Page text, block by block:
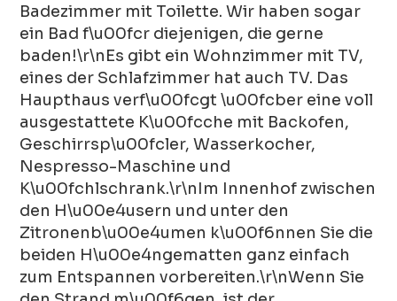
Badezimmer mit Toilette. Wir haben sogar
ein Bad f\u00fcr diejenigen, die gerne
baden!\r\nEs gibt ein Wohnzimmer mit TV,
eines der Schlafzimmer hat auch TV. Das
Haupthaus verf\u00fcgt \u00fcber eine voll
ausgestattete K\u00fcche mit Backofen,
Geschirrsp\u00fcler, Wasserkocher,
Nespresso-Maschine und
K\u00fchlschrank.\r\nIm Innenhof zwischen
den H\u00e4usern und unter den
Zitronenb\u00e4umen k\u00f6nnen Sie die
beiden H\u00e4ngematten ganz einfach
zum Entspannen vorbereiten.\r\nWenn Sie